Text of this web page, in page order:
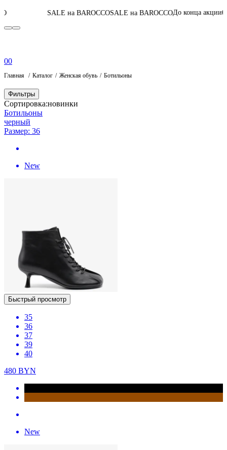
SALE на BAROCCOSALE на BAROCCOДо конца акции06:23:46:21
00
Главная Каталог Женская обувь Ботильоны
Фильтры
Сортировка:новинки
Ботильоны
черный
Размер: 36
New
Быстрый просмотр
35
36
37
39
40
480 BYN
New